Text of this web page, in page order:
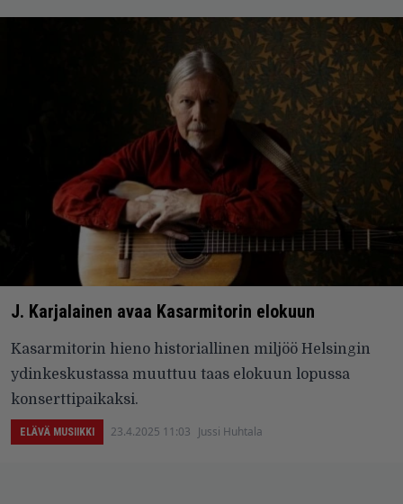
J. Karjalainen avaa Kasarmitorin elokuun
Kasarmitorin hieno historiallinen miljöö Helsingin
ydinkeskustassa muuttuu taas elokuun lopussa
konserttipaikaksi.
ELÄVÄ MUSIIKKI 23.4.2025 11:03 Jussi Huhtala